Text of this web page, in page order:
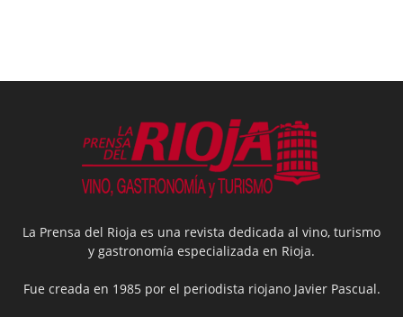
La Prensa del Rioja es una revista dedicada al vino, turismo
y gastronomía especializada en Rioja.
Fue creada en 1985 por el periodista riojano Javier Pascual.